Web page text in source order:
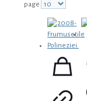
page